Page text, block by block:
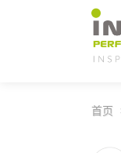
Main
首页